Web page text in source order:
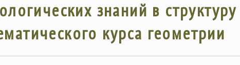
знаний в структуру
курса геометрии